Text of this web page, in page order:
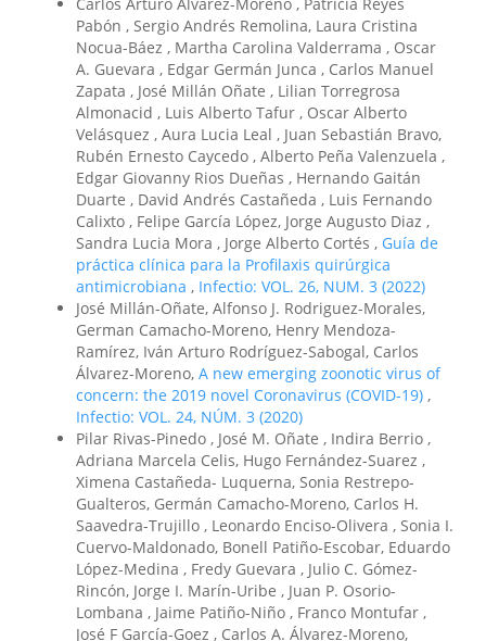
Pabón , Sergio Andrés Remolina, Laura Cristina
Nocua-Báez , Martha Carolina Valderrama , Oscar
A. Guevara , Edgar Germán Junca , Carlos Manuel
Zapata , José Millán Oñate , Lilian Torregrosa
Almonacid , Luis Alberto Tafur , Oscar Alberto
Velásquez , Aura Lucia Leal , Juan Sebastián Bravo,
Rubén Ernesto Caycedo , Alberto Peña Valenzuela ,
Edgar Giovanny Rios Dueñas , Hernando Gaitán
Duarte , David Andrés Castañeda , Luis Fernando
Calixto , Felipe García López, Jorge Augusto Diaz ,
Sandra Lucia Mora , Jorge Alberto Cortés , Guía de
práctica clínica para la Profilaxis quirúrgica
antimicrobiana , Infectio: VOL. 26, NUM. 3 (2022)
José Millán-Oñate, Alfonso J. Rodriguez-Morales,
German Camacho-Moreno, Henry Mendoza-
Ramírez, Iván Arturo Rodríguez-Sabogal, Carlos
Álvarez-Moreno, A new emerging zoonotic virus of
concern: the 2019 novel Coronavirus (COVID-19) ,
Infectio: VOL. 24, NÚM. 3 (2020)
Pilar Rivas-Pinedo , José M. Oñate , Indira Berrio ,
Adriana Marcela Celis, Hugo Fernández-Suarez ,
Ximena Castañeda- Luquerna, Sonia Restrepo-
Gualteros, Germán Camacho-Moreno, Carlos H.
Saavedra-Trujillo , Leonardo Enciso-Olivera , Sonia I.
Cuervo-Maldonado, Bonell Patiño-Escobar, Eduardo
López-Medina , Fredy Guevara , Julio C. Gómez-
Rincón, Jorge I. Marín-Uribe , Juan P. Osorio-
Lombana , Jaime Patiño-Niño , Franco Montufar ,
José F García-Goez , Carlos A. Álvarez-Moreno,